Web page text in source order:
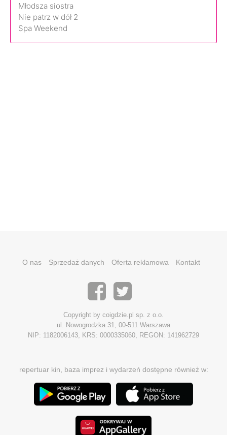
Młodsza siostra
Nie patrz w dół 2
Spa Weekend
O nas Sprzedaż danych Oferta reklamowa Kontakt
Copyright by coigdzie.pl sp. z o.o.
ul. Nowogrodzka 31, 00-511 Warszawa
NIP: 1182006143, KRS: 0000335060, REGON: 141962729
repertuar kin, baza imprez i wydarzeń dostępne również w: